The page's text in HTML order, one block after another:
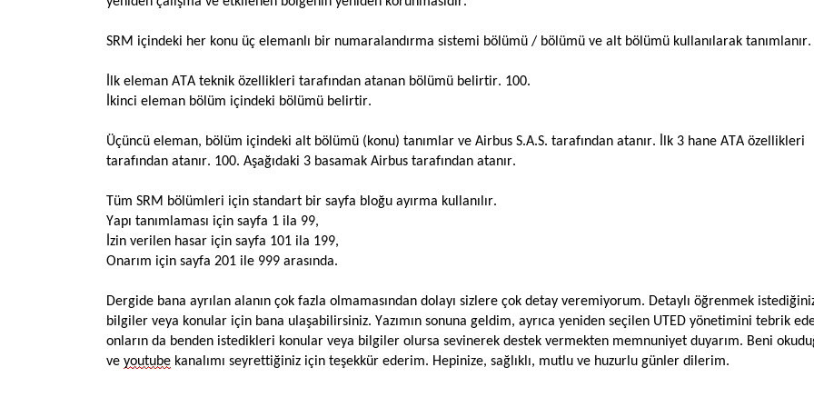
SRM içindeki her konu üç elemanlı bir numaralandırma sistemi bölümü / bölümü ve alt bölümü kullanılarak tanımlanır.
İlk eleman ATA teknik özellikleri tarafından atanan bölümü belirtir. 100.
İkinci eleman bölüm içindeki bölümü belirtir.
Üçüncü eleman, bölüm içindeki alt bölümü (konu) tanımlar ve Airbus S.A.S. tarafından atanır. İlk 3 hane ATA özellikleri
tarafından atanır. 100. Aşağıdaki 3 basamak Airbus tarafından atanır.
Tüm SRM bölümleri için standart bir sayfa bloğu ayırma kullanılır.
Yapı tanımlaması için sayfa 1 ila 99,
İzin verilen hasar için sayfa 101 ila 199,
Onarım için sayfa 201 ile 999 arasında.
Dergide bana ayrılan alanın çok fazla olmamasından dolayı sizlere çok detay veremiyorum. Detaylı öğrenmek
bilgiler veya konular için bana ulaşabilirsiniz. Yazımın sonuna geldim, ayrıca yeniden seçilen UTED yönetimini tebrik
onların da benden istedikleri konular veya bilgiler olursa sevinerek destek vermekten memnuniyet duyarım. Beni
ve youtube kanalımı seyrettiğiniz için teşekkür ederim. Hepinize, sağlıklı, mutlu ve huzurlu günler dilerim.